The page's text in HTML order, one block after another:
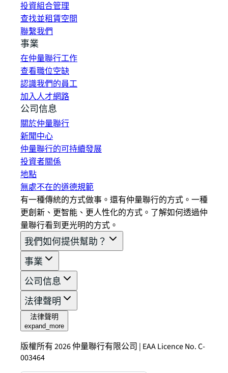
投資組合管理
查找並租賃空間
聯繫我們
事業
在仲量聯行工作
查看職位空缺
認識我們的員工
加入人才網路
公司信息
關於仲量聯行
新聞中心
仲量聯行的可持續發展
投資者關係
地點
無處不在的道德規範
有一種傳統的方式做事。還有仲量聯行的方式。一種
更創新、更智能、更人性化的方式。了解如何透過仲
量聯行看到更光明的方式。
我們如何提供幫助？
事業
公司信息
法律聲明
法律聲明
expand_more
版權所有 2026 仲量聯行有限公司 | EAA Licence No. C-
003464